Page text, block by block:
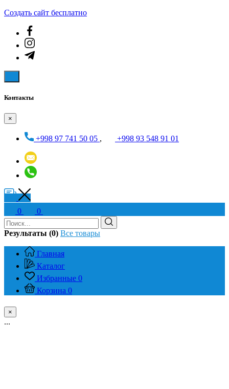
Создать cайт бесплатно
Контакты
×
+998 97 741 50 05 , +998 93 548 91 01
0 0
Результаты (0) Все товары
Главная
Каталог
Избранные 0
Корзина 0
×
...